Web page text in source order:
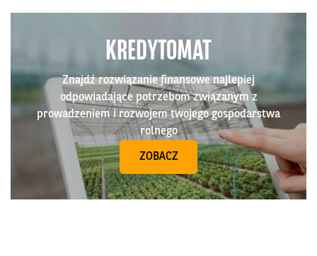
KREDYTOMAT
Znajdź rozwiązanie finansowe najlepiej
odpowiadające potrzebom związanym z
prowadzeniem i rozwojem twojego gospodarstwa
rolnego
ZOBACZ